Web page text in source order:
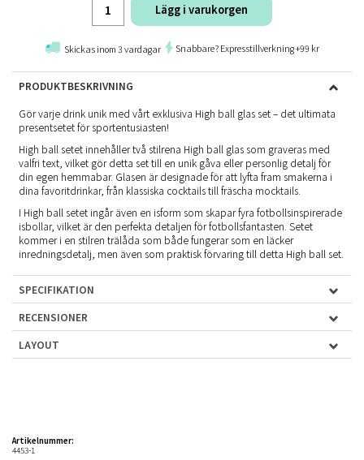
Lägg i varukorgen
Skickas inom 3 vardagar Snabbare? Expresstillverkning +99 kr
PRODUKTBESKRIVNING
Gör varje drink unik med vårt exklusiva High ball glas set – det ultimata
presentsetet för sportentusiasten!
High ball setet innehåller två stilrena High ball glas som graveras med
valfri text, vilket gör detta set till en unik gåva eller personlig detalj för
din egen hemmabar. Glasen är designade för att lyfta fram smakerna i
dina favoritdrinkar, från klassiska cocktails till fräscha mocktails.
I High ball setet ingår även en isform som skapar fyra fotbollsinspirerade
isbollar, vilket är den perfekta detaljen för fotbollsfantasten. Setet
kommer i en stilren trälåda som både fungerar som en läcker
inredningsdetalj, men även som praktisk förvaring till detta High ball set.
SPECIFIKATION
RECENSIONER
LAYOUT
Artikelnummer:
4453-1